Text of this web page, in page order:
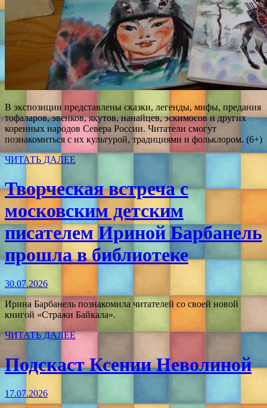
В экспозиции представлены сказки, легенды, мифы, предания
тофаларов, эвенков, якутов, нанайцев, эскимосов и других
коренных народов Севера России. Читатели смогут
познакомиться с их культурой, традициями и фольклором. (6+)
ЧИТАТЬ ДАЛЕЕ
Творческая встреча с
московским детским
писателем Ириной Барбанель
прошла в библиотеке
30.07.2026
Ирина Барбанель познакомила читателей со своей новой
книгой «Стражи Байкала».
ЧИТАТЬ ДАЛЕЕ
Подскаст Ксении Неволиной
17.07.2026